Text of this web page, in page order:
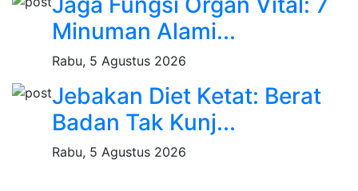
Minuman Alami...
Rabu, 5 Agustus 2026
Jebakan Diet Ketat: Berat
Badan Tak Kunj...
Rabu, 5 Agustus 2026